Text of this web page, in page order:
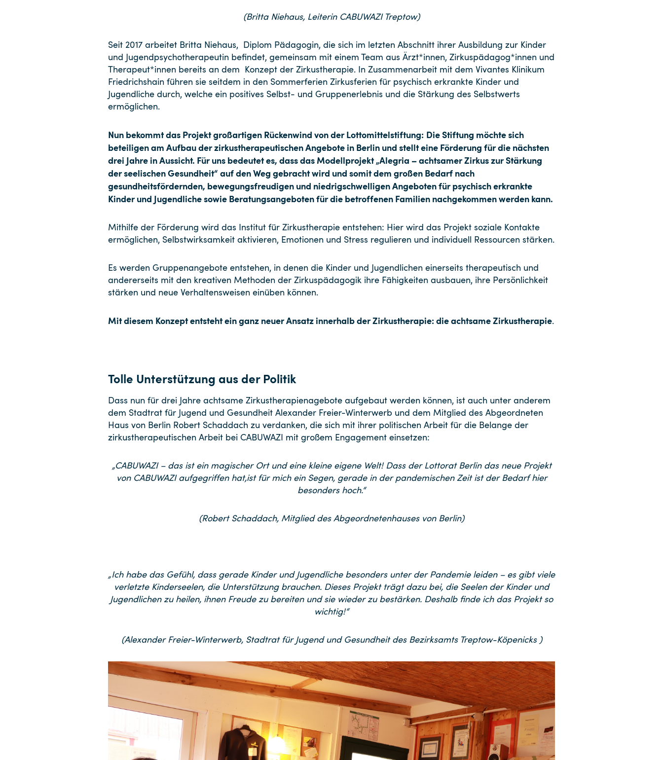
(Britta Niehaus, Leiterin CABUWAZI Treptow)
Seit 2017 arbeitet Britta Niehaus, Diplom Pädagogin, die sich im letzten Abschnitt ihrer Ausbildung zur Kinder
und Jugendpsychotherapeutin befindet, gemeinsam mit einem Team aus Ärzt*innen, Zirkuspädagog*innen und
Therapeut*innen bereits an dem Konzept der Zirkustherapie. In Zusammenarbeit mit dem Vivantes Klinikum
Friedrichshain führen sie seitdem in den Sommerferien Zirkusferien für psychisch erkrankte Kinder und
Jugendliche durch, welche ein positives Selbst- und Gruppenerlebnis und die Stärkung des Selbstwerts
ermöglichen.
Nun bekommt das Projekt großartigen Rückenwind von der Lottomittelstiftung: Die Stiftung möchte sich
beteiligen am Aufbau der zirkustherapeutischen Angebote in Berlin und stellt eine Förderung für die nächsten
drei Jahre in Aussicht. Für uns bedeutet es, dass das Modellprojekt „Alegria – achtsamer Zirkus zur Stärkung
der seelischen Gesundheit“ auf den Weg gebracht wird und somit dem großen Bedarf nach
gesundheitsfördernden, bewegungsfreudigen und niedrigschwelligen Angeboten für psychisch erkrankte
Kinder und Jugendliche sowie Beratungsangeboten für die betroffenen Familien nachgekommen werden kann.
Mithilfe der Förderung wird das Institut für Zirkustherapie entstehen: Hier wird das Projekt soziale Kontakte
ermöglichen, Selbstwirksamkeit aktivieren, Emotionen und Stress regulieren und individuell Ressourcen stärken.
Es werden Gruppenangebote entstehen, in denen die Kinder und Jugendlichen einerseits therapeutisch und
andererseits mit den kreativen Methoden der Zirkuspädagogik ihre Fähigkeiten ausbauen, ihre Persönlichkeit
stärken und neue Verhaltensweisen einüben können.
Mit diesem Konzept entsteht ein ganz neuer Ansatz innerhalb der Zirkustherapie: die achtsame Zirkustherapie.
Tolle Unterstützung aus der Politik
Dass nun für drei Jahre achtsame Zirkustherapienagebote aufgebaut werden können, ist auch unter anderem
dem Stadtrat für Jugend und Gesundheit Alexander Freier-Winterwerb und dem Mitglied des Abgeordneten
Haus von Berlin Robert Schaddach zu verdanken, die sich mit ihrer politischen Arbeit für die Belange der
zirkustherapeutischen Arbeit bei CABUWAZI mit großem Engagement einsetzen:
„CABUWAZI – das ist ein magischer Ort und eine kleine eigene Welt! Dass der Lottorat Berlin das neue Projekt
von CABUWAZI aufgegriffen hat,ist für mich ein Segen, gerade in der pandemischen Zeit ist der Bedarf hier
besonders hoch.“
(Robert Schaddach, Mitglied des Abgeordnetenhauses von Berlin)
„Ich habe das Gefühl, dass gerade Kinder und Jugendliche besonders unter der Pandemie leiden – es gibt viele
verletzte Kinderseelen, die Unterstützung brauchen. Dieses Projekt trägt dazu bei, die Seelen der Kinder und
Jugendlichen zu heilen, ihnen Freude zu bereiten und sie wieder zu bestärken. Deshalb finde ich das Projekt so
wichtig!“
(Alexander Freier-Winterwerb, Stadtrat für Jugend und Gesundheit des Bezirksamts Treptow-Köpenicks )